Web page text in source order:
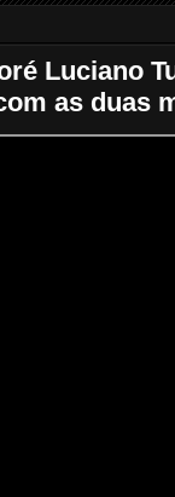
Luciano
as duas